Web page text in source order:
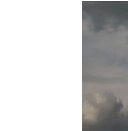
ПОДПИШИТЕСЬ НА